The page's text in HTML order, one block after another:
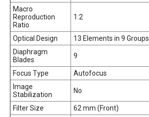
Macro
Reproduction
Ratio
1:2
Optical Design
13 Elements in 9 Groups
Diaphragm
Blades
9
Focus Type
Autofocus
Image
Stabilization
No
Filter Size
62 mm (Front)